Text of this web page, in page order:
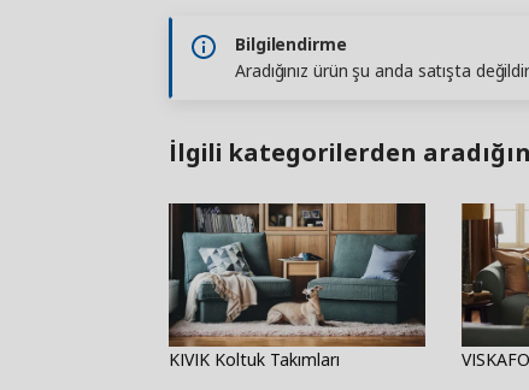
Bilgilendirme
Aradığınız ürün şu anda satışta
İlgili kategorilerden
KIVIK Koltuk Takımları